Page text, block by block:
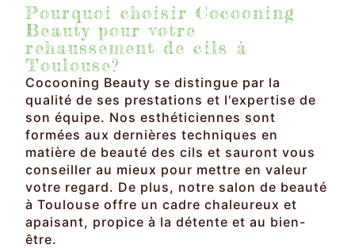
Pourquoi choisir Cocooning
Beauty pour votre
rehaussement de cils à
Toulouse?
Cocooning Beauty se distingue par la
qualité de ses prestations et l'expertise de
son équipe. Nos esthéticiennes sont
formées aux dernières techniques en
matière de beauté des cils et sauront vous
conseiller au mieux pour mettre en valeur
votre regard. De plus, notre salon de beauté
à Toulouse offre un cadre chaleureux et
apaisant, propice à la détente et au bien-
être.